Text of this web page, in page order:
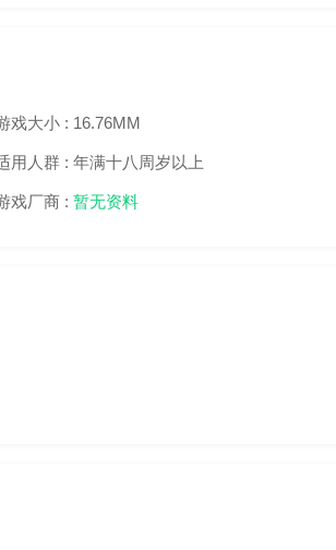
戏大小 : 16.76MM
用人群 : 年满十八周岁以上
戏厂商 : 暂无资料